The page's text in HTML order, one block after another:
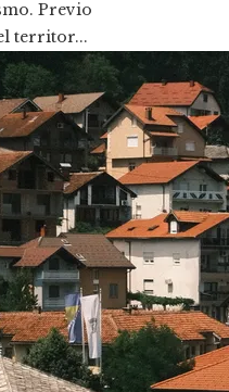
Previo
territor...